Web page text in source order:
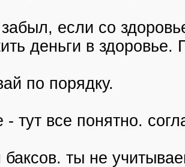
если со
деньги в
по порядку.
- тут все понятно.
ты не